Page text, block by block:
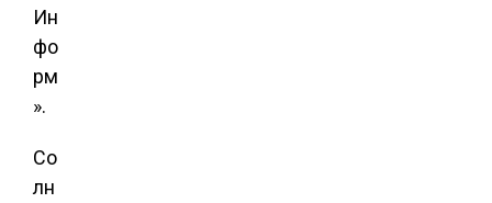
Ин
фо
рм
».
Со
лн